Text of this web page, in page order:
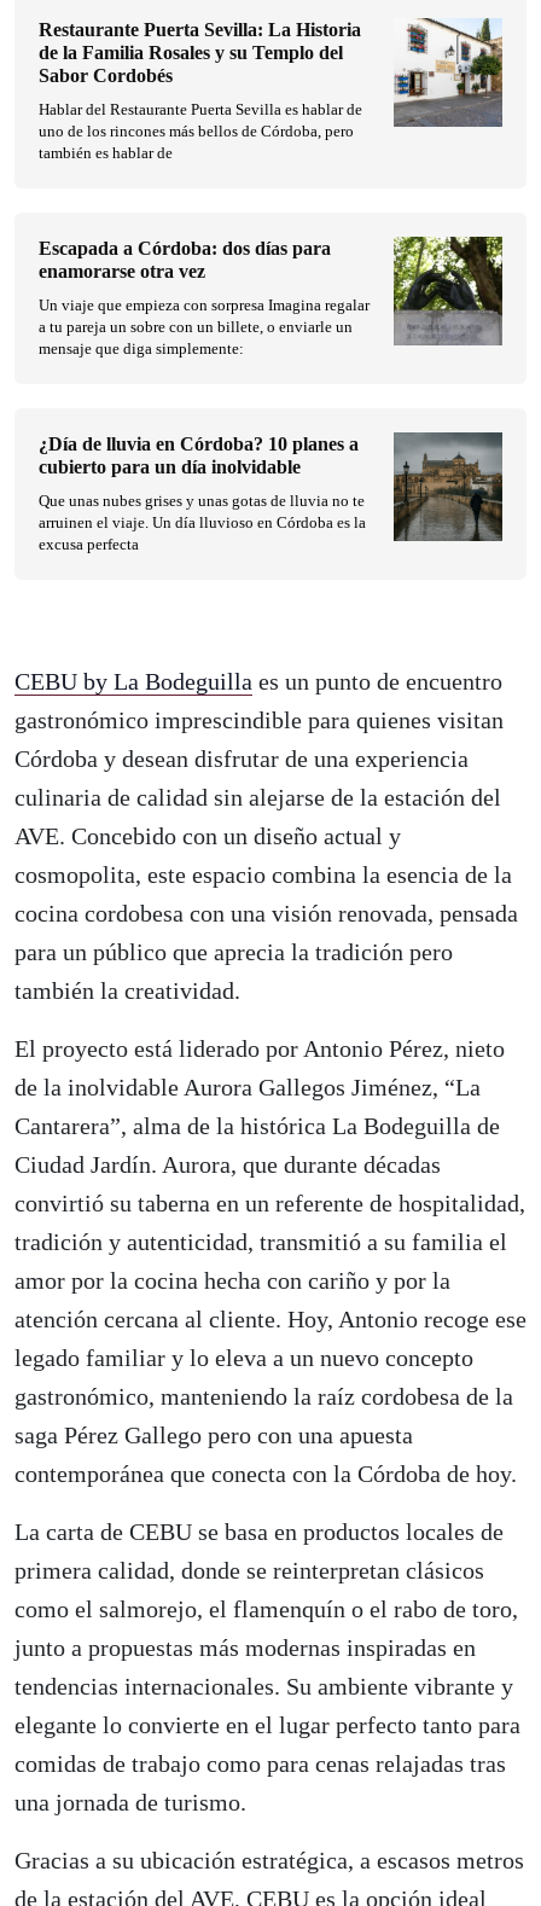
CEBU by La Bodeguilla es un punto de encuentro
gastronómico imprescindible para quienes visitan
Córdoba y desean disfrutar de una experiencia
culinaria de calidad sin alejarse de la estación del
AVE. Concebido con un diseño actual y
cosmopolita, este espacio combina la esencia de la
cocina cordobesa con una visión renovada, pensada
para un público que aprecia la tradición pero
también la creatividad.
El proyecto está liderado por Antonio Pérez, nieto
de la inolvidable Aurora Gallegos Jiménez, “La
Cantarera”, alma de la histórica La Bodeguilla de
Ciudad Jardín. Aurora, que durante décadas
convirtió su taberna en un referente de hospitalidad,
tradición y autenticidad, transmitió a su familia el
amor por la cocina hecha con cariño y por la
atención cercana al cliente. Hoy, Antonio recoge ese
legado familiar y lo eleva a un nuevo concepto
gastronómico, manteniendo la raíz cordobesa de la
saga Pérez Gallego pero con una apuesta
contemporánea que conecta con la Córdoba de hoy.
La carta de CEBU se basa en productos locales de
primera calidad, donde se reinterpretan clásicos
como el salmorejo, el flamenquín o el rabo de toro,
junto a propuestas más modernas inspiradas en
tendencias internacionales. Su ambiente vibrante y
elegante lo convierte en el lugar perfecto tanto para
comidas de trabajo como para cenas relajadas tras
una jornada de turismo.
Gracias a su ubicación estratégica, a escasos metros
de la estación del AVE, CEBU es la opción ideal
Restaurante Puerta Sevilla: La Historia
de la Familia Rosales y su Templo del
Sabor Cordobés
Hablar del Restaurante Puerta Sevilla es hablar de
uno de los rincones más bellos de Córdoba, pero
también es hablar de
Escapada a Córdoba: dos días para
enamorarse otra vez
Un viaje que empieza con sorpresa Imagina regalar
a tu pareja un sobre con un billete, o enviarle un
mensaje que diga simplemente:
¿Día de lluvia en Córdoba? 10 planes a
cubierto para un día inolvidable
Que unas nubes grises y unas gotas de lluvia no te
arruinen el viaje. Un día lluvioso en Córdoba es la
excusa perfecta